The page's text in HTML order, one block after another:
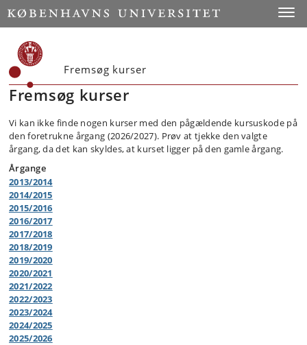
Fremsøg kurser
Fremsøg kurser
Vi kan ikke finde nogen kurser med den pågældende kursuskode på
den foretrukne årgang (2026/2027). Prøv at tjekke den valgte
årgang, da det kan skyldes, at kurset ligger på den gamle årgang.
Årgange
2013/2014
2014/2015
2015/2016
2016/2017
2017/2018
2018/2019
2019/2020
2020/2021
2021/2022
2022/2023
2023/2024
2024/2025
2025/2026